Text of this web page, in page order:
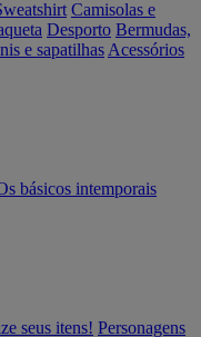
Camisolas e
Desporto Bermudas,
e sapatilhas Acessórios
básicos intemporais
seus itens! Personagens